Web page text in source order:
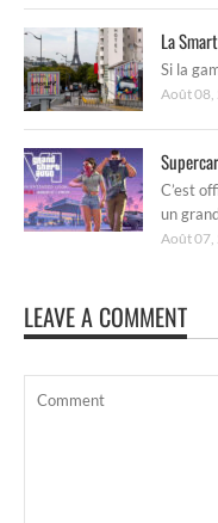
La
Si la
Août
C’est
un
Août
LEAVE A COMMENT